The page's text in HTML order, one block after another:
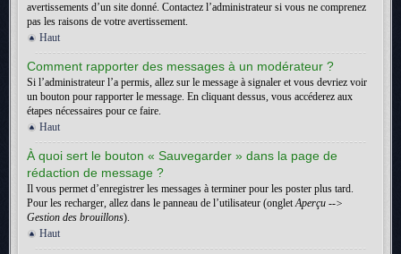
avertissements d’un site donné. Contactez l’administrateur si vous ne comprenez
pas les raisons de votre avertissement.
Haut
Comment rapporter des messages à un modérateur ?
Si l’administrateur l’a permis, allez sur le message à signaler et vous devriez voir
un bouton pour rapporter le message. En cliquant dessus, vous accéderez aux
étapes nécessaires pour ce faire.
Haut
À quoi sert le bouton « Sauvegarder » dans la page de
rédaction de message ?
Il vous permet d’enregistrer les messages à terminer pour les poster plus tard.
Pour les recharger, allez dans le panneau de l’utilisateur (ongletAperçu -->
Gestion des brouillons).
Haut